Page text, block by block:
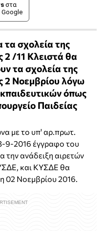
στα
Google
τα σχολεία της
2 /11 Κλειστά θα
τα σχολεία της
2 Νοεμβρίου λόγω
όπως
Παιδείας
με το υπ' αρ.πρωτ.
9-2016 έγγραφο του
την ανάδειξη αιρετών
και ΚΥΣΔΕ θα
02 Νοεμβρίου 2016.